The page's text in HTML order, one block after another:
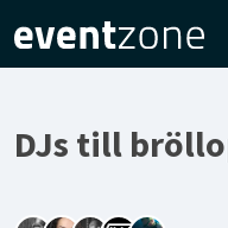
DJs till